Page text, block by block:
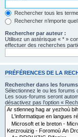
Rechercher tous les
Rechercher n’importe
Rechercher par auteur :
Utilisez un astérisque « * »
effectuer des recherches
PRÉFÉRENCES DE LA
Rechercher dans les
Sélectionnez le ou les forums
Les sous-forums seront
désactivez pas l’option «